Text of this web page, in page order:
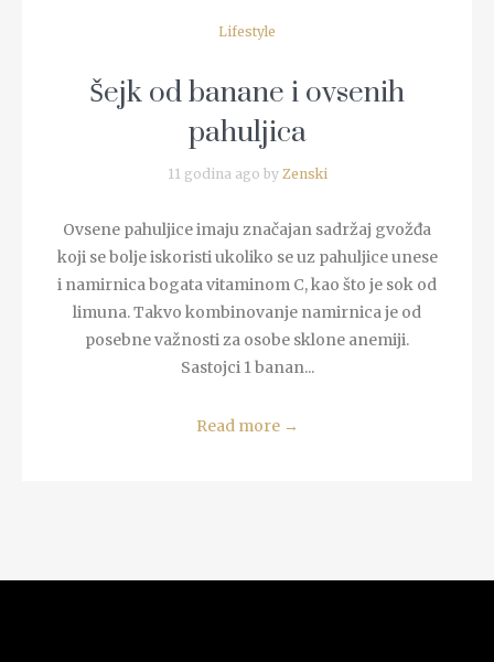
Lifestyle
Šejk od banane i ovsenih
pahuljica
11 godina ago by Zenski
Ovsene pahuljice imaju značajan sadržaj gvožđa
koji se bolje iskoristi ukoliko se uz pahuljice unese
i namirnica bogata vitaminom C, kao što je sok od
limuna. Takvo kombinovanje namirnica je od
posebne važnosti za osobe sklone anemiji.
Sastojci 1 banan...
Read more →